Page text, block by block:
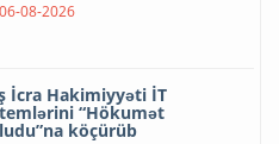
06-08-2026
İcra Hakimiyyəti İT
“Hökumət
köçürüb